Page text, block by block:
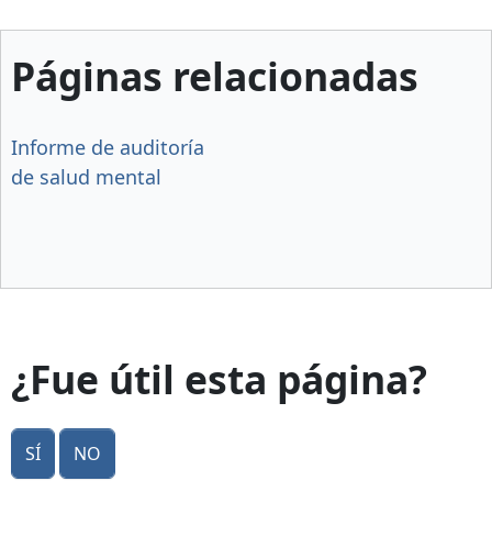
Páginas relacionadas
Informe de auditoría
de salud mental
¿Fue útil esta página?
Sí No